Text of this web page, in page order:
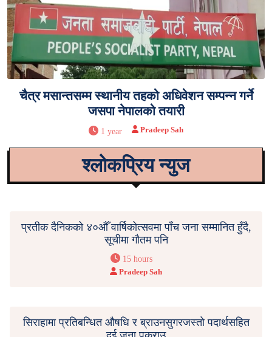
चैत्र मसान्तसम्म स्थानीय तहको अधिवेशन सम्पन्न गर्ने
जसपा नेपालको तयारी
1 year Pradeep Sah
श्लोकप्रिय न्युज
प्रतीक दैनिकको ४०औँ वार्षिकोत्सवमा पाँच जना सम्मानित हुँदै,
सूचीमा गौतम पनि
15 hours
Pradeep Sah
सिराहामा प्रतिबन्धित औषधि र ब्राउनसुगरजस्तो पदार्थसहित